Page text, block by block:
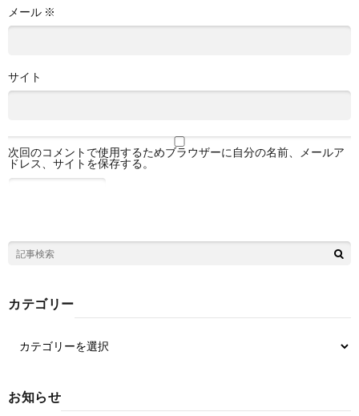
メール ※
サイト
次回のコメントで使用するためブラウザーに自分の名前、メールア
ドレス、サイトを保存する。
カテゴリー
お知らせ